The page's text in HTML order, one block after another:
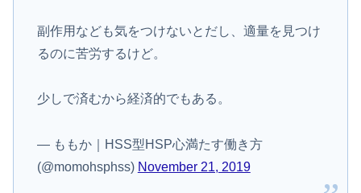
副作用なども気をつけないとだし、適量を見つけ
るのに苦労するけど。
少しで済むから経済的でもある。
— ももか｜HSS型HSP心満たす働き方
(@momohsphss) November 21, 2019